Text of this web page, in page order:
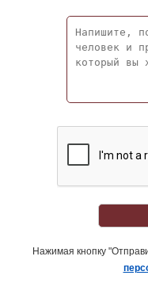
Нажимая кнопку